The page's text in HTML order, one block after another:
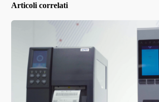
Articoli correlati